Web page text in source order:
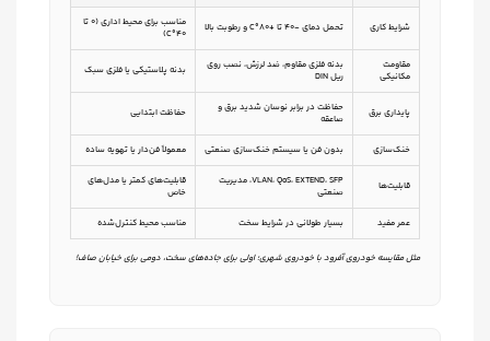
شرایط کاری تحمل دمای -40 تا +80°C و رطوبت بالا
مناسب برای محیط اداری (0 تا
40°C)
مقاومت
مکانیکی
بدنه فلزی مقاوم، ضد لرزش، نصب روی
ریل DIN
بدنه پلاستیکی یا فلزی سبک
پایداری برق
حفاظت در برابر نوسان شدید برق و
صاعقه
حفاظت ابتدایی
خنک‌سازی بدون فن یا سیستم خنک‌سازی صنعتی معمولاً فن‌دار یا تهویه ساده
قابلیت‌ها
VLAN، QoS، EXTEND، SFP، مدیریت
صنعتی
قابلیت‌های کمتر یا مدل‌های
خاص
عمر مفید بسیار طولانی در شرایط سخت مناسب محیط کنترل‌شده
مثل مقایسه خودروی آفرود با خودروی شهری؛ اولی برای جاده‌های سخت، دومی برای خیابان صاف!